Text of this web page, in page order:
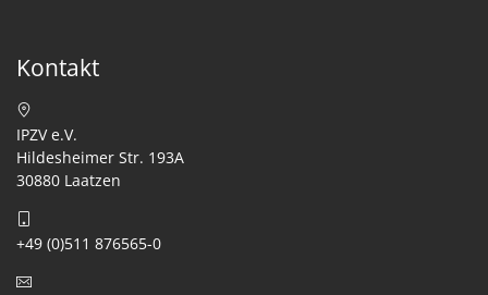
Kontakt
IPZV e.V.
Hildesheimer Str. 193A
30880 Laatzen
+49 (0)511 876565-0